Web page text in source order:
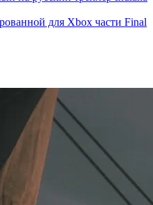
для Xbox части Final